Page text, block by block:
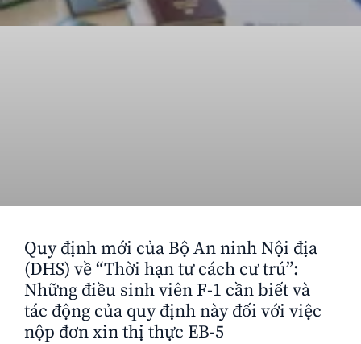
Quy định mới của Bộ An ninh Nội địa
(DHS) về “Thời hạn tư cách cư trú”:
Những điều sinh viên F-1 cần biết và
tác động của quy định này đối với việc
nộp đơn xin thị thực EB-5